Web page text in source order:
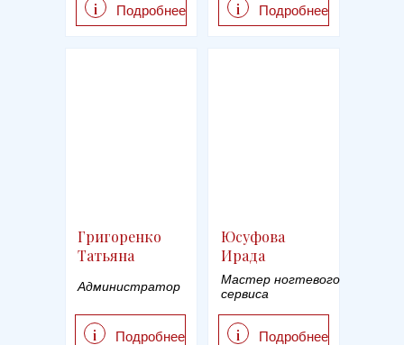
Подробнее
i Подробнее
i
Подробнее
i
Григоренко
Татьяна
Администратор
Подробнее
i
Юсуфова
Ирада
Мастер ногтевого
сервиса